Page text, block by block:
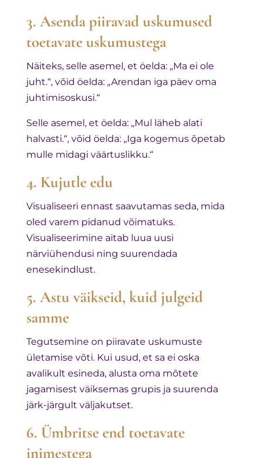
3. Asenda piiravad uskumused
toetavate uskumustega
Näiteks, selle asemel, et öelda: „Ma ei ole
juht.“, võid öelda: „Arendan iga päev oma
juhtimisoskusi.“
Selle asemel, et öelda: „Mul läheb alati
halvasti.“, võid öelda: „Iga kogemus õpetab
mulle midagi väärtuslikku.“
4. Kujutle edu
Visualiseeri ennast saavutamas seda, mida
oled varem pidanud võimatuks.
Visualiseerimine aitab luua uusi
närviühendusi ning suurendada
enesekindlust.
5. Astu väikseid, kuid julgeid
samme
Tegutsemine on piiravate uskumuste
ületamise võti. Kui usud, et sa ei oska
avalikult esineda, alusta oma mõtete
jagamisest väiksemas grupis ja suurenda
järk-järgult väljakutset.
6. Ümbritse end toetavate
inimestega